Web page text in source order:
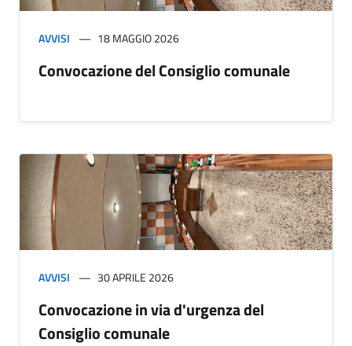
AVVISI 18 MAGGIO 2026
Convocazione del Consiglio comunale
AVVISI 30 APRILE 2026
Convocazione in via d'urgenza del
Consiglio comunale